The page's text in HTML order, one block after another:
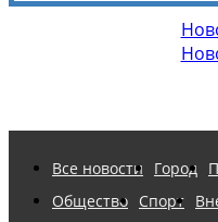
Все новости Город
Общество Спорт